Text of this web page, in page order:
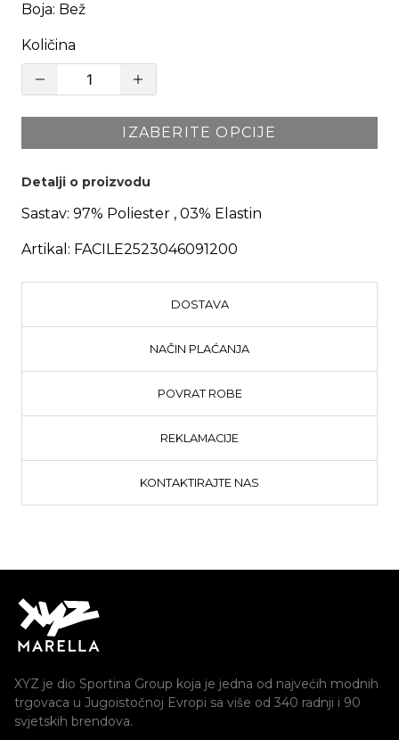
Boja: Bež
Količina
IZABERITE OPCIJE
Detalji o proizvodu
Sastav: 97% Poliester , 03% Elastin
Artikal: FACILE2523046091200
DOSTAVA
NAČIN PLAĆANJA
POVRAT ROBE
REKLAMACIJE
KONTAKTIRAJTE NAS
XYZ je dio Sportina Group koja je jedna od najvećih modnih
trgovaca u Jugoistočnoj Evropi sa više od 340 radnji i 90
svjetskih brendova.